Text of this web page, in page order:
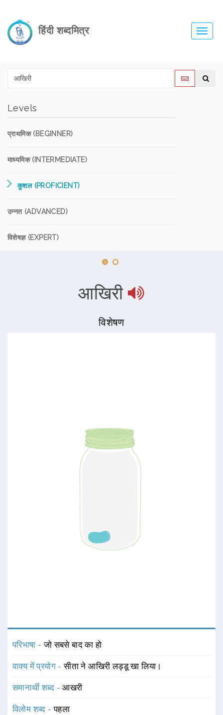
हिंदी शब्दमित्र
Levels
प्राथमिक (BEGINNER)
माध्यमिक (INTERMEDIATE)
कुशल (PROFICIENT)
उन्नत (ADVANCED)
विशेषज्ञ (EXPERT)
आखिरी
विशेषण
परिभाषा -जो सबसे बाद का हो
वाक्य में प्रयोग -सीता ने आखिरी लड्डू खा लिया।
समानार्थी शब्द -आखरी
विलोम शब्द -पहला